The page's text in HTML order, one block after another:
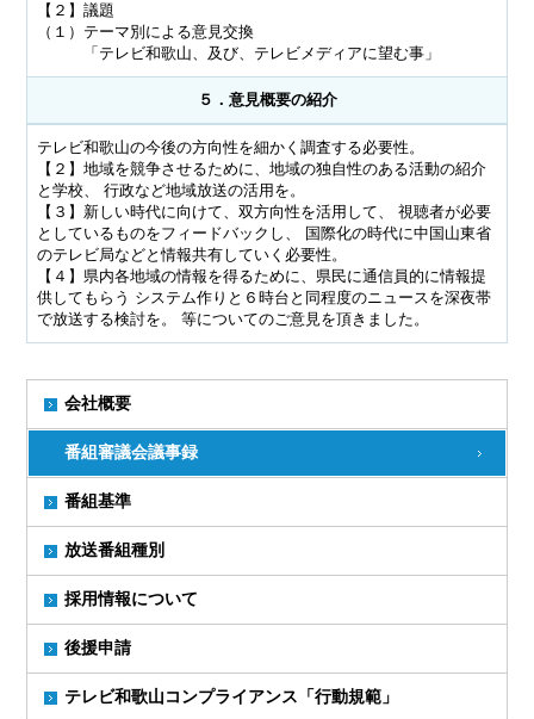
【２】議題
（１）テーマ別による意見交換
「テレビ和歌山、及び、テレビメディアに望む事」
５．意見概要の紹介
テレビ和歌山の今後の方向性を細かく調査する必要性。
【２】地域を競争させるために、地域の独自性のある活動の紹介
と学校、 行政など地域放送の活用を。
【３】新しい時代に向けて、双方向性を活用して、 視聴者が必要
としているものをフィードバックし、 国際化の時代に中国山東省
のテレビ局などと情報共有していく必要性。
【４】県内各地域の情報を得るために、県民に通信員的に情報提
供してもらう システム作りと６時台と同程度のニュースを深夜帯
で放送する検討を。 等についてのご意見を頂きました。
会社概要
番組審議会議事録
番組基準
放送番組種別
採用情報について
後援申請
テレビ和歌山コンプライアンス「行動規範」